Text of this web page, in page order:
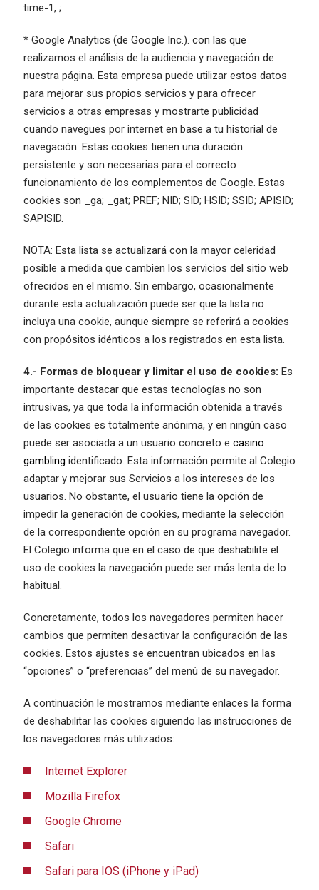
time-1, ;
* Google Analytics (de Google Inc.). con las que
realizamos el análisis de la audiencia y navegación de
nuestra página. Esta empresa puede utilizar estos datos
para mejorar sus propios servicios y para ofrecer
servicios a otras empresas y mostrarte publicidad
cuando navegues por internet en base a tu historial de
navegación. Estas cookies tienen una duración
persistente y son necesarias para el correcto
funcionamiento de los complementos de Google. Estas
cookies son _ga; _gat; PREF; NID; SID; HSID; SSID; APISID;
SAPISID.
NOTA: Esta lista se actualizará con la mayor celeridad
posible a medida que cambien los servicios del sitio web
ofrecidos en el mismo. Sin embargo, ocasionalmente
durante esta actualización puede ser que la lista no
incluya una cookie, aunque siempre se referirá a cookies
con propósitos idénticos a los registrados en esta lista.
4.- Formas de bloquear y limitar el uso de cookies: Es
importante destacar que estas tecnologías no son
intrusivas, ya que toda la información obtenida a través
de las cookies es totalmente anónima, y en ningún caso
puede ser asociada a un usuario concreto e casino
gambling identificado. Esta información permite al Colegio
adaptar y mejorar sus Servicios a los intereses de los
usuarios. No obstante, el usuario tiene la opción de
impedir la generación de cookies, mediante la selección
de la correspondiente opción en su programa navegador.
El Colegio informa que en el caso de que deshabilite el
uso de cookies la navegación puede ser más lenta de lo
habitual.
Concretamente, todos los navegadores permiten hacer
cambios que permiten desactivar la configuración de las
cookies. Estos ajustes se encuentran ubicados en las
“opciones” o “preferencias” del menú de su navegador.
A continuación le mostramos mediante enlaces la forma
de deshabilitar las cookies siguiendo las instrucciones de
los navegadores más utilizados:
Internet Explorer
Mozilla Firefox
Google Chrome
Safari
Safari para IOS (iPhone y iPad)